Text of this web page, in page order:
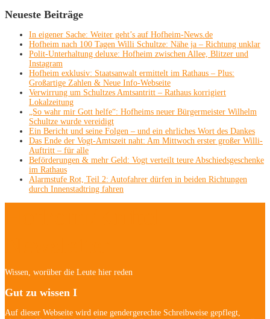
Neueste Beiträge
In eigener Sache: Weiter geht’s auf Hofheim-News.de
Hofheim nach 100 Tagen Willi Schultze: Nähe ja – Richtung unklar
Polit-Unterhaltung deluxe: Hofheim zwischen Allee, Blitzer und
Instagram
Hofheim exklusiv: Staatsanwalt ermittelt im Rathaus – Plus:
Großartige Zahlen & Neue Info-Webseite
Verwirrung um Schultzes Amtsantritt – Rathaus korrigiert
Lokalzeitung
„So wahr mir Gott helfe“: Hofheims neuer Bürgermeister Wilhelm
Schultze wurde vereidigt
Ein Bericht und seine Folgen – und ein ehrliches Wort des Dankes
Das Ende der Vogt-Amtszeit naht: Am Mittwoch erster großer Willi-
Auftritt – für alle
Beförderungen & mehr Geld: Vogt verteilt teure Abschiedsgeschenke
im Rathaus
Alarmstufe Rot, Teil 2: Autofahrer dürfen in beiden Richtungen
durch Innenstadtring fahren
Wissen, worüber die Leute hier reden
Gut zu wissen I
Auf dieser Webseite wird eine gendergerechte Schreibweise gepflegt,